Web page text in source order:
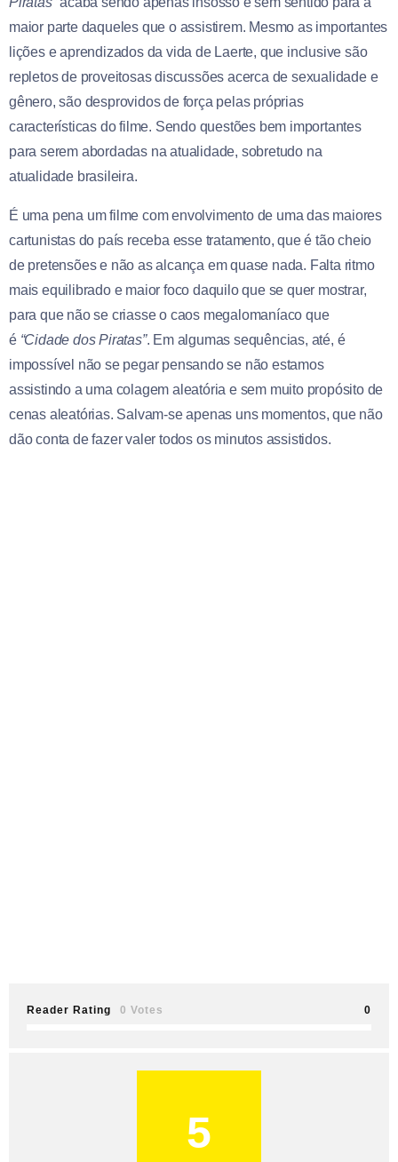
maior parte daqueles que o assistirem. Mesmo as importantes
lições e aprendizados da vida de Laerte, que inclusive são
repletos de proveitosas discussões acerca de sexualidade e
gênero, são desprovidos de força pelas próprias
características do filme. Sendo questões bem importantes
para serem abordadas na atualidade, sobretudo na
atualidade brasileira.
É uma pena um filme com envolvimento de uma das maiores
cartunistas do país receba esse tratamento, que é tão cheio
de pretensões e não as alcança em quase nada. Falta ritmo
mais equilibrado e maior foco daquilo que se quer mostrar,
para que não se criasse o caos megalomaníaco que
é “Cidade dos Piratas”. Em algumas sequências, até, é
impossível não se pegar pensando se não estamos
assistindo a uma colagem aleatória e sem muito propósito de
cenas aleatórias. Salvam-se apenas uns momentos, que não
dão conta de fazer valer todos os minutos assistidos.
Reader Rating 0 Votes 0
5